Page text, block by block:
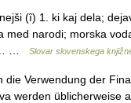
(ȋ) 1. ki kaj dela;
med narodi; morska
…
Slovar slovenskega
Verwendung der
werden üblicherweise